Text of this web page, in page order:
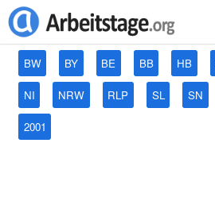
BW BY BE BB HB
NI NRW RLP SL SN
2001